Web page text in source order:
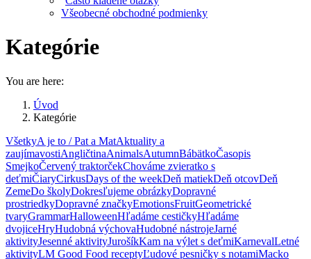
Všeobecné obchodné podmienky
Kategórie
You are here:
Úvod
Kategórie
VšetkyA je to / Pat a MatAktuality a
zaujímavostiAngličtinaAnimalsAutumnBábätkoČasopis
SmejkoČervený traktorčekChováme zvieratko s
deťmiČiaryCirkusDays of the weekDeň matiekDeň otcovDeň
ZemeDo školyDokresľujeme obrázkyDopravné
prostriedkyDopravné značkyEmotionsFruitGeometrické
tvaryGrammarHalloweenHľadáme cestičkyHľadáme
dvojiceHryHudobná výchovaHudobné nástrojeJarné
aktivityJesenné aktivityJurošíkKam na výlet s deťmiKarnevalLetné
aktivityLM Good Food receptyĽudové pesničky s notamiMacko